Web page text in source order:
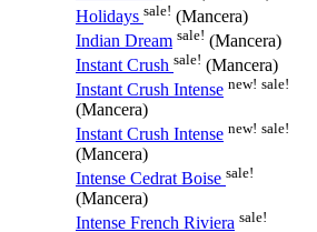
Holidays sale! (Mancera)
Indian Dream sale! (Mancera)
Instant Crush sale! (Mancera)
Instant Crush Intense new! sale!
(Mancera)
Instant Crush Intense new! sale!
(Mancera)
Intense Cedrat Boise sale!
(Mancera)
Intense French Riviera sale!